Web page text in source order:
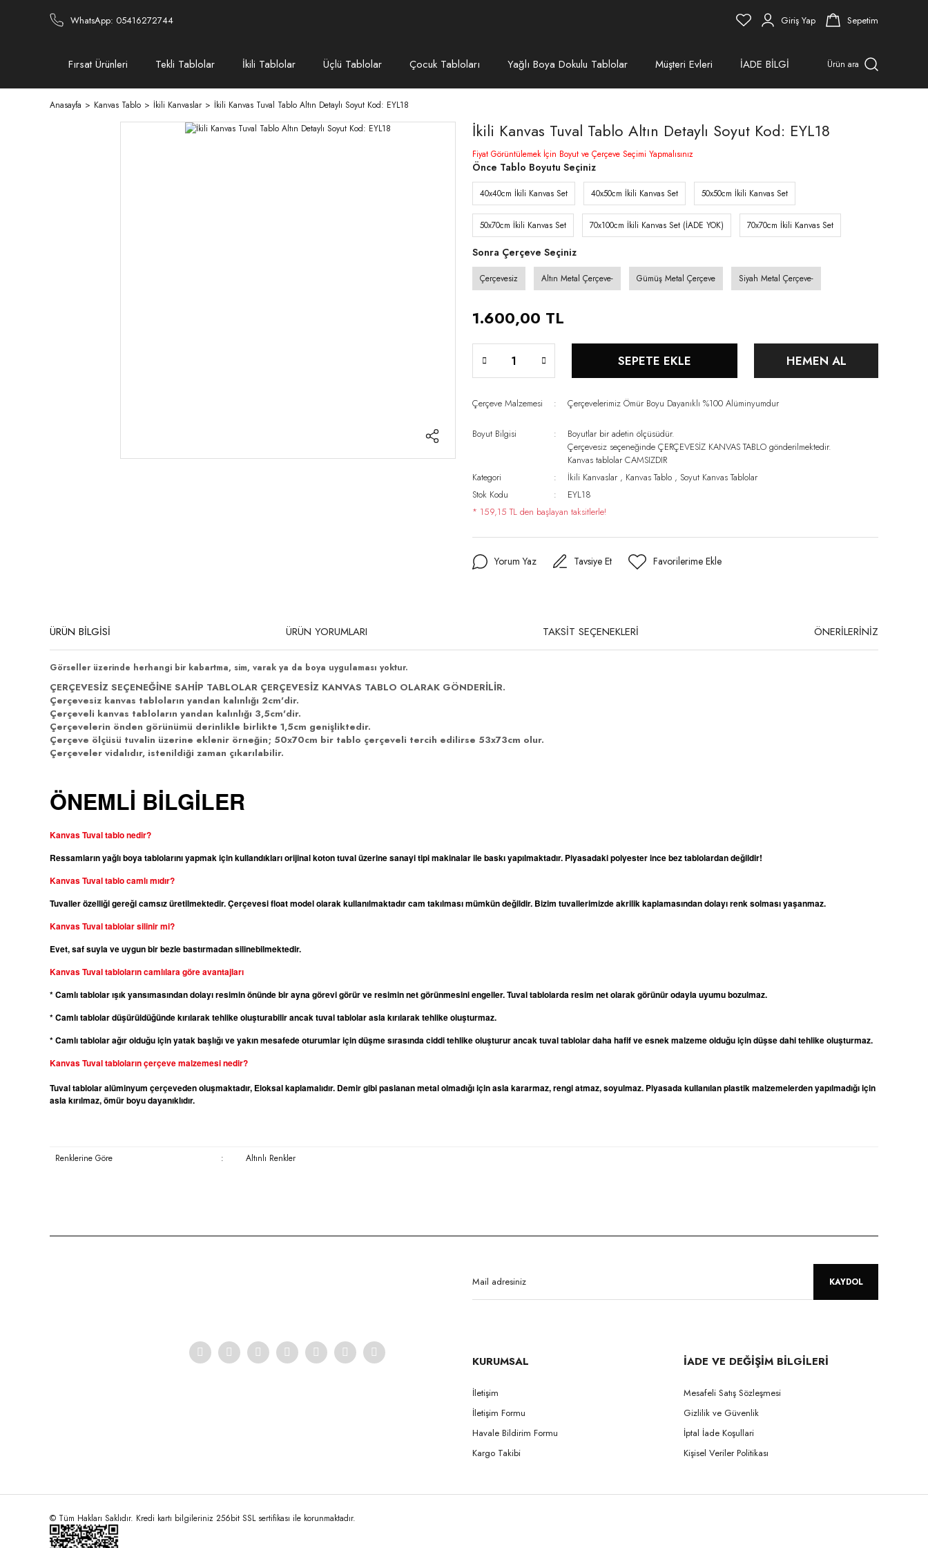
WhatsApp: 05416272744 Giriş Yap Sepetim
Fırsat Ürünleri Tekli Tablolar İkili Tablolar Üçlü Tablolar Çocuk Tabloları Yağlı Boya Dokulu Tablolar Müşteri Evleri İADE BİLGİ Ürün ara
Anasayfa Kanvas Tablo İkili Kanvaslar İkili Kanvas Tuval Tablo Altın Detaylı Soyut Kod: EYL18
İkili Kanvas Tuval Tablo Altın Detaylı Soyut Kod: EYL18
Fiyat Görüntülemek İçin Boyut ve Çerçeve Seçimi Yapmalısınız
Önce Tablo Boyutu Seçiniz
40x40cm İkili Kanvas Set 40x50cm İkili Kanvas Set 50x50cm İkili Kanvas Set
50x70cm İkili Kanvas Set 70x100cm İkili Kanvas Set (İADE YOK) 70x70cm İkili Kanvas Set
Sonra Çerçeve Seçiniz
Çerçevesiz Altın Metal Çerçeve- Gümüş Metal Çerçeve Siyah Metal Çerçeve-
1.600,00 TL
SEPETE EKLE HEMEN AL
Çerçeve Malzemesi Çerçevelerimiz Ömür Boyu Dayanıklı %100 Alüminyumdur
Boyut Bilgisi
Boyutlar bir adetin ölçüsüdür.
Çerçevesiz seçeneğinde ÇERÇEVESİZ KANVAS TABLO gönderilmektedir.
Kanvas tablolar CAMSIZDIR
Kategori
İkili Kanvaslar , Kanvas Tablo , Soyut Kanvas Tablolar
Stok Kodu
EYL18
* 159,15 TL den başlayan taksitlerle!
Yorum Yaz Tavsiye Et
ÜRÜN BİLGİSİ ÜRÜN YORUMLARI TAKSİT SEÇENEKLERİ ÖNERİLERİNİZ
Görseller üzerinde herhangi bir kabartma, sim, varak ya da boya uygulaması yoktur.
ÇERÇEVESİZ SEÇENEĞİNE SAHİP TABLOLAR ÇERÇEVESİZ KANVAS TABLO OLARAK GÖNDERİLİR.
Çerçevesiz kanvas tabloların yandan kalınlığı 2cm'dir.
Çerçeveli kanvas tabloların yandan kalınlığı 3,5cm'dir.
Çerçevelerin önden görünümü derinlikle birlikte 1,5cm genişliktedir.
Çerçeve ölçüsü tuvalin üzerine eklenir örneğin; 50x70cm bir tablo çerçeveli tercih edilirse 53x73cm olur.
Çerçeveler vidalıdır, istenildiği zaman çıkarılabilir.
ÖNEMLİ BİLGİLER
Kanvas Tuval tablo nedir?
Ressamların yağlı boya tablolarını yapmak için kullandıkları orijinal koton tuval üzerine sanayi tipi makinalar ile baskı yapılmaktadır. Piyasadaki polyester ince bez tablolardan değildir!
KanvasTuval tablo camlı mıdır?
Tuvaller özelliği gereği camsız üretilmektedir. Çerçevesi float model olarak kullanılmaktadır cam takılması mümkün değildir. Bizim tuvallerimizde akrilik kaplamasından dolayı renk solması yaşanmaz.
KanvasTuval tablolar silinir mi?
Evet, saf suyla ve uygun bir bezle bastırmadan silinebilmektedir.
KanvasTuval tabloların camlılara göre avantajları
* Camlı tablolar ışık yansımasından dolayı resimin önünde bir ayna görevi görür ve resimin net görünmesini engeller. Tuval tablolarda resim net olarak görünür odayla uyumu bozulmaz.
* Camlı tablolar düşürüldüğünde kırılarak tehlike oluşturabilir ancak tuval tablolar asla kırılarak tehlike oluşturmaz.
* Camlı tablolar ağır olduğu için yatak başlığı ve yakın mesafede oturumlar için düşme sırasında ciddi tehlike oluşturur ancak tuval tablolar daha hafif ve esnek malzeme olduğu için düşse dahi tehlike oluşturmaz.
KanvasTuval tabloların çerçeve malzemesi nedir?
Tuval tablolar alüminyum çerçeveden oluşmaktadır, Eloksal kaplamalıdır. Demir gibi paslanan metal olmadığı için asla kararmaz, rengi atmaz, soyulmaz. Piyasada kullanılan plastik malzemelerden yapılmadığı için
asla kırılmaz, ömür boyu dayanıklıdır.
Renklerine Göre : Altınlı Renkler
KAYDOL
KURUMSAL
İletişim
İletişim Formu
Havale Bildirim Formu
Kargo Takibi
İADE VE DEĞİŞİM BİLGİLERİ
Mesafeli Satış Sözleşmesi
Gizlilik ve Güvenlik
İptal İade Koşullari
Kişisel Veriler Politikası
© Tüm Hakları Saklıdır. Kredi kartı bilgileriniz 256bit SSL sertifikası ile korunmaktadır.